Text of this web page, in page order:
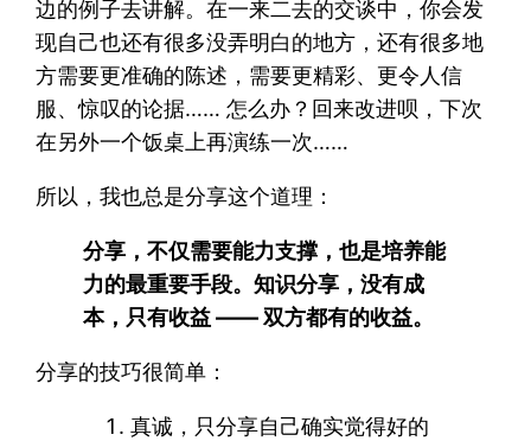
边的例子去讲解。在一来二去的交谈中，你会发
现自己也还有很多没弄明白的地方，还有很多地
方需要更准确的陈述，需要更精彩、更令人信
服、惊叹的论据…… 怎么办？回来改进呗，下次
在另外一个饭桌上再演练一次……
所以，我也总是分享这个道理：
分享，不仅需要能力支撑，也是培养能
力的最重要手段。知识分享，没有成
本，只有收益 —— 双方都有的收益。
分享的技巧很简单：
真诚，只分享自己确实觉得好的